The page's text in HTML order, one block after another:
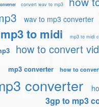
convert wav to mp3
wav to mp3 converter
mp3 to midi
mp3 to midi
how to convert
mp3 converter
how to
converter
3gp to mp3